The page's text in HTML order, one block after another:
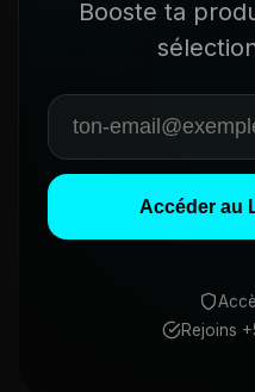
Booste ta
Accéder au
Rejoins